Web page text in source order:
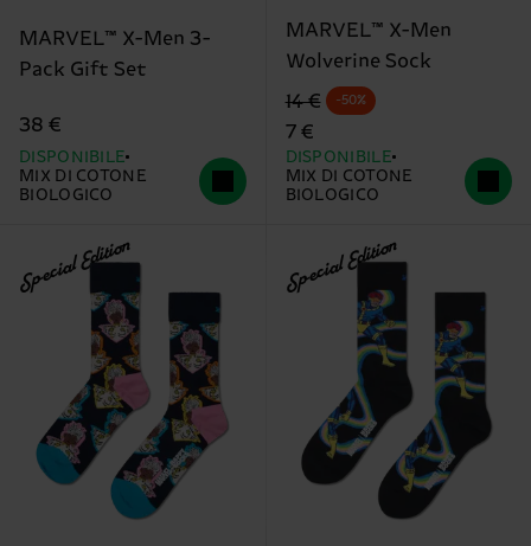
MARVEL™ X-Men 3-
Pack Gift Set
38 €
DISPONIBILE
MIX DI COTONE
BIOLOGICO
MARVEL™ X-Men
Wolverine Sock
Prezzo di partenza
14 €
prezzo scontato
7 €
-50%
DISPONIBILE
MIX DI COTONE
BIOLOGICO
Special Edition Special Edition